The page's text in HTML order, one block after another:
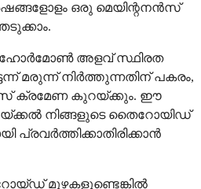
ഒരു മെയിന്റനൻസ്
ഹോർമോൺ അളവ് സ്ഥിരത
മരുന്ന് നിർത്തുന്നതിന് പകരം,
ക്രമേണ കുറയ്ക്കും. ഈ
നിങ്ങളുടെ തൈറോയിഡ്
പ്രവർത്തിക്കാതിരിക്കാൻ
മുഴകളുണ്ടെങ്കിൽ